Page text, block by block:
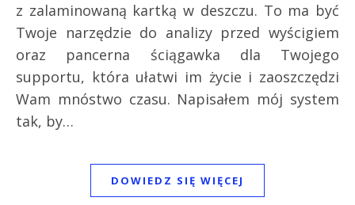
z zalaminowaną kartką w deszczu. To ma być
Twoje narzędzie do analizy przed wyścigiem
oraz pancerna ściągawka dla Twojego
supportu, która ułatwi im życie i zaoszczędzi
Wam mnóstwo czasu. Napisałem mój system
tak, by…
DOWIEDZ SIĘ WIĘCEJ